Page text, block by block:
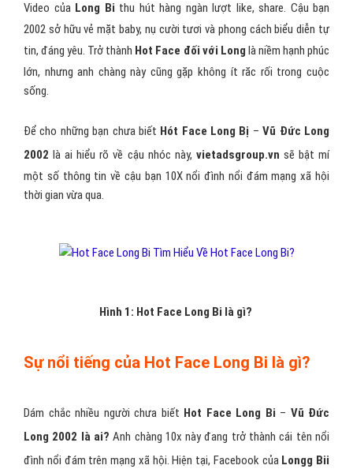
Video củaLong Bi thu hút hàng ngàn lượt like, share. Cậu bạn
2002 sở hữu vẻ mặt baby, nụ cười tươi và phong cách biểu diễn tự
tin, đáng yêu. Trở thành Hot Face đối với Long là niềm hạnh phúc
lớn, nhưng anh chàng này cũng gặp không ít răc rối trong cuộc
sống.
Để cho những bạn chưa biết Hót Face Long Bị –Vũ Đức Long
2002 là ai hiểu rõ về cậu nhóc này, vietadsgroup.vn sẽ bật mí
một số thông tin về cậu bạn 10X nổi đình nổi đám mạng xã hội
thời gian vừa qua.
Hình 1: Hot Face Long Bi là gì?
Sự nổi tiếng của Hot Face Long Bi là gì?
Dám chắc nhiều người chưa biết Hot Face Long Bi – Vũ Đức
Long 2002 là ai?Anh chàng 10x này đang trở thành cái tên nổi
đình nổi đám trên mạng xã hội. Hiện tại, Facebook củaLongg Bii